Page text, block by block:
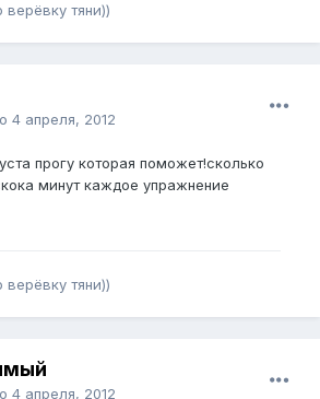
тяни))
4 апреля, 2012
прогу которая поможет!сколько
минут каждое упражнение
тяни))
4 апреля, 2012